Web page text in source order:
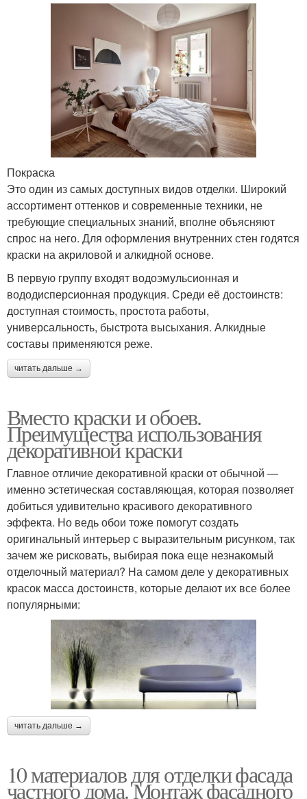
Покраска
Это один из самых доступных видов отделки. Широкий
ассортимент оттенков и современные техники, не
требующие специальных знаний, вполне объясняют
спрос на него. Для оформления внутренних стен годятся
краски на акриловой и алкидной основе.
В первую группу входят водоэмульсионная и
вододисперсионная продукция. Среди её достоинств:
доступная стоимость, простота работы,
универсальность, быстрота высыхания. Алкидные
составы применяются реже.
читать дальше →
Вместо краски и обоев.
Преимущества использования
декоративной краски
Главное отличие декоративной краски от обычной —
именно эстетическая составляющая, которая позволяет
добиться удивительно красивого декоративного
эффекта. Но ведь обои тоже помогут создать
оригинальный интерьер с выразительным рисунком, так
зачем же рисковать, выбирая пока еще незнакомый
отделочный материал? На самом деле у декоративных
красок масса достоинств, которые делают их все более
популярными:
читать дальше →
10 материалов для отделки фасада
частного дома. Монтаж фасадного